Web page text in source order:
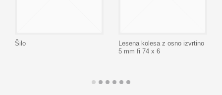
Šilo
Lesena kolesa z osno izvrtino
5 mm fi 74 x 6
Dodaj na seznam